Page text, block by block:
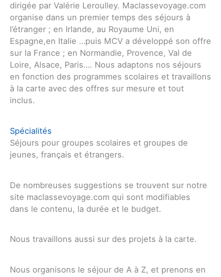
dirigée par Valérie Leroulley. Maclassevoyage.com
organise dans un premier temps des séjours à
l’étranger ; en Irlande, au Royaume Uni, en
Espagne,en Italie …puis MCV a développé son offre
sur la France ; en Normandie, Provence, Val de
Loire, Alsace, Paris…. Nous adaptons nos séjours
en fonction des programmes scolaires et travaillons
à la carte avec des offres sur mesure et tout
inclus.
Spécialités
Séjours pour groupes scolaires et groupes de
jeunes, français et étrangers.
De nombreuses suggestions se trouvent sur notre
site maclassevoyage.com qui sont modifiables
dans le contenu, la durée et le budget.
Nous travaillons aussi sur des projets à la carte.
Nous organisons le séjour de A à Z, et prenons en